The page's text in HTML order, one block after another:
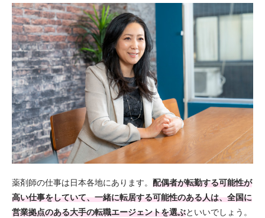
薬剤師の仕事は日本各地にあります。 配偶者が転勤する可能性が
高い仕事をしていて、一緒に転居する可能性のある人は、全国に
営業拠点のある大手の転職エージェントを選ぶといいでしょう。